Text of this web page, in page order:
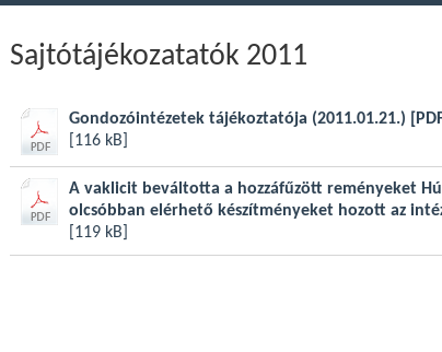
Sajtótájékozatatók 2011
Gondozóintézetek tájékoztatója (2011.01.21.)
[116 kB]
A vaklicit beváltotta a hozzáfűzött reményeket
olcsóbban elérhető készítményeket hozott az
[119 kB]